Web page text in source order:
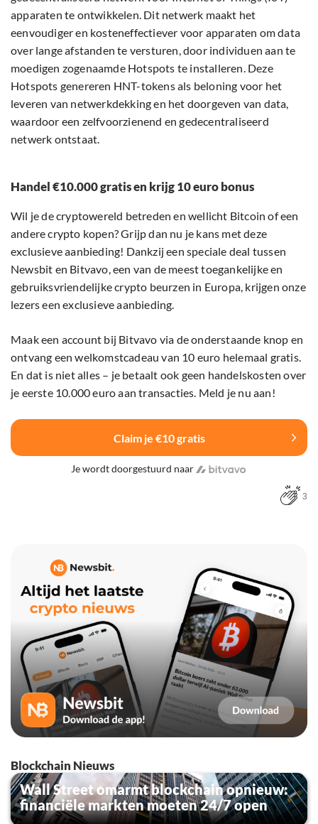
apparaten te ontwikkelen. Dit netwerk maakt het
eenvoudiger en kosteneffectiever voor apparaten om data
over lange afstanden te versturen, door individuen aan te
moedigen zogenaamde Hotspots te installeren. Deze
Hotspots genereren HNT-tokens als beloning voor het
leveren van netwerkdekking en het doorgeven van data,
waardoor een zelfvoorzienend en gedecentraliseerd
netwerk ontstaat.
Handel €10.000 gratis en krijg 10 euro bonus
Wil je de cryptowereld betreden en wellicht Bitcoin of een
andere crypto kopen? Grijp dan nu je kans met deze
exclusieve aanbieding! Dankzij een speciale deal tussen
Newsbit en Bitvavo, een van de meest toegankelijke en
gebruiksvriendelijke crypto beurzen in Europa, krijgen onze
lezers een exclusieve aanbieding.
Maak een account bij Bitvavo via de onderstaande knop en
ontvang een welkomstcadeau van 10 euro helemaal gratis.
En dat is niet alles – je betaalt ook geen handelskosten over
je eerste 10.000 euro aan transacties. Meld je nu aan!
Claim je €10 gratis
Je wordt doorgestuurd naar
3
Blockchain Nieuws
Wall Street omarmt blockchain opnieuw:
financiële markten moeten 24/7 open